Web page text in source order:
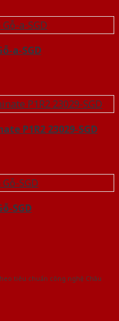
a-SGD
P1R2 23029-SGD
SGD
tiêu chuẩn công nghệ Châu